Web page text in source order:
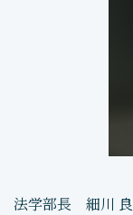
法学部長 細川 良